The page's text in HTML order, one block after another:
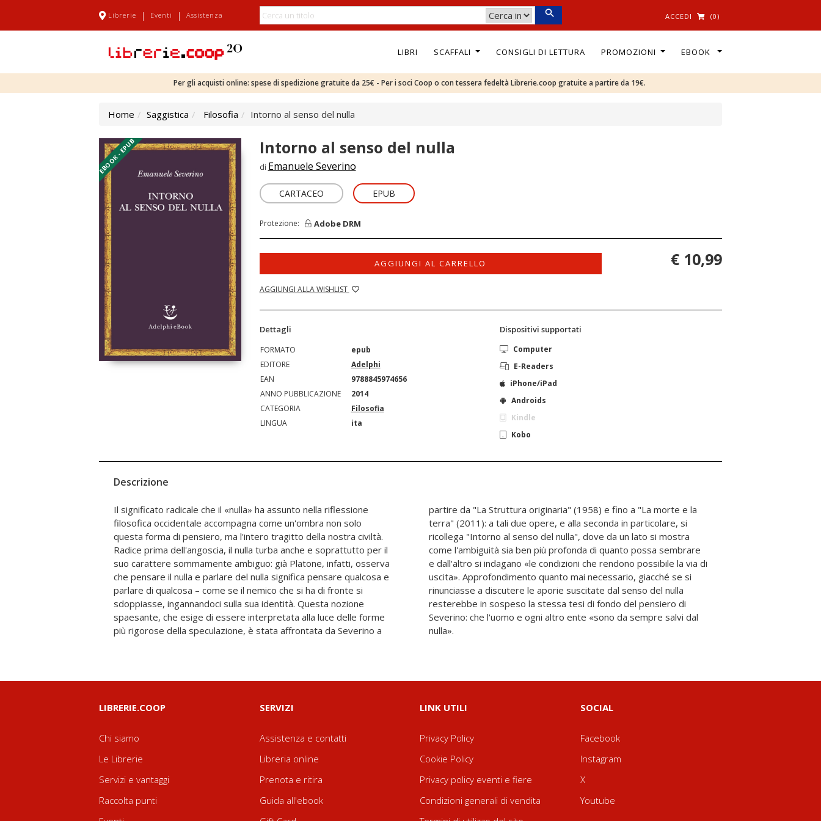
Librerie | Eventi | Assistenza ACCEDI (0)
LIBRI SCAFFALI CONSIGLI DI LETTURA PROMOZIONI EBOOK
Per gli acquisti online: spese di spedizione gratuite da 25€ - Per i soci Coop o con tessera fedeltà Librerie.coop gratuite a partire da 19€.
Home Saggistica Filosofia Intorno al senso del nulla
EBOOK - EPUB Intorno al senso del nulla
di Emanuele Severino
CARTACEO EPUB
Protezione: Adobe DRM
AGGIUNGI AL CARRELLO
AGGIUNGI ALLA WISHLIST
€ 10,99
Dettagli
FORMATO
epub
EDITORE
Adelphi
EAN
9788845974656
ANNO PUBBLICAZIONE
2014
CATEGORIA
Filosofia
LINGUA
ita
Dispositivi supportati
Computer
E-Readers
iPhone/iPad
Androids
Kindle
Kobo
Descrizione
Il significato radicale che il «nulla» ha assunto nella riflessione
filosofica occidentale accompagna come un'ombra non solo
questa forma di pensiero, ma l'intero tragitto della nostra civiltà.
Radice prima dell'angoscia, il nulla turba anche e soprattutto per il
suo carattere sommamente ambiguo: già Platone, infatti, osserva
che pensare il nulla e parlare del nulla significa pensare qualcosa e
parlare di qualcosa – come se il nemico che si ha di fronte si
sdoppiasse, ingannandoci sulla sua identità. Questa nozione
spaesante, che esige di essere interpretata alla luce delle forme
più rigorose della speculazione, è stata affrontata da Severino a
partire da "La Struttura originaria" (1958) e fino a "La morte e la
terra" (2011): a tali due opere, e alla seconda in particolare, si
ricollega "Intorno al senso del nulla", dove da un lato si mostra
come l'ambiguità sia ben più profonda di quanto possa sembrare
e dall'altro si indagano «le condizioni che rendono possibile la via di
uscita». Approfondimento quanto mai necessario, giacché se si
rinunciasse a discutere le aporie suscitate dal senso del nulla
resterebbe in sospeso la stessa tesi di fondo del pensiero di
Severino: che l'uomo e ogni altro ente «sono da sempre salvi dal
nulla».
LIBRERIE.COOP
Chi siamo
Le Librerie
Servizi e vantaggi
Raccolta punti
SERVIZI
Assistenza e contatti
Libreria online
Prenota e ritira
Guida all'ebook
LINK UTILI
Privacy Policy
Cookie Policy
Privacy policy eventi e fiere
Condizioni generali di vendita
SOCIAL
Facebook
Instagram
X
Youtube